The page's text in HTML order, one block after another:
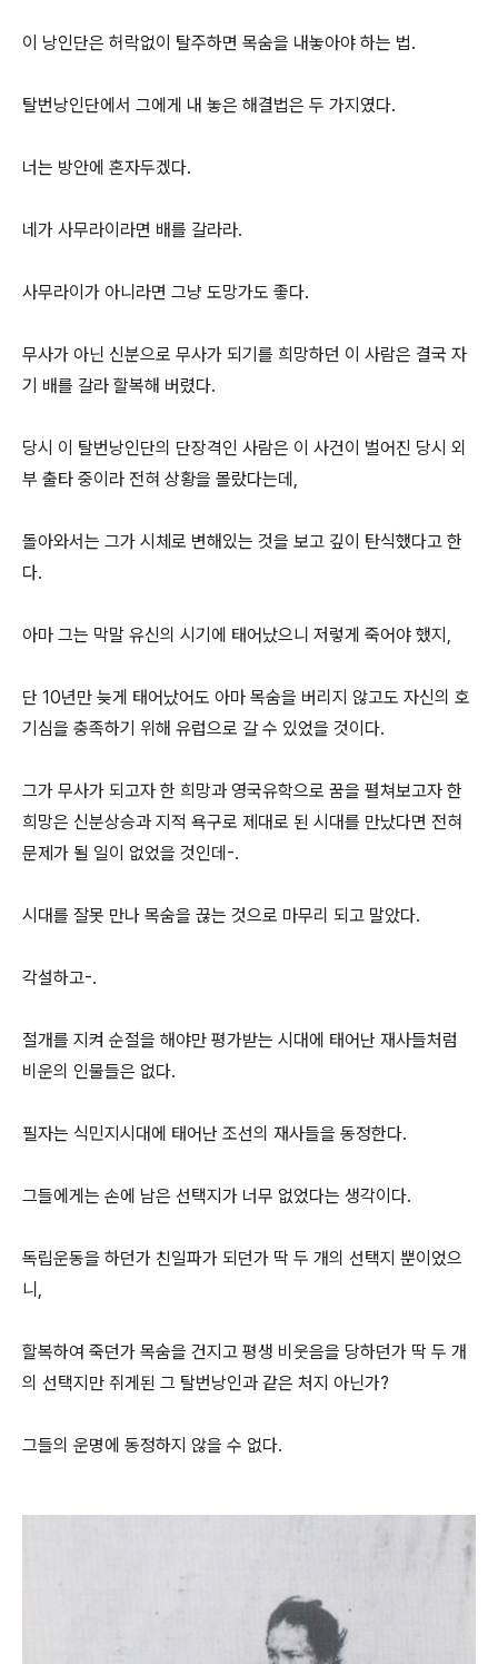
이 낭인단은 허락없이 탈주하면 목숨을 내놓아야 하는 법.
탈번낭인단에서 그에게 내 놓은 해결법은 두 가지였다.
너는 방안에 혼자두겠다.
네가 사무라이라면 배를 갈라라.
사무라이가 아니라면 그냥 도망가도 좋다.
무사가 아닌 신분으로 무사가 되기를 희망하던 이 사람은 결국 자
기 배를 갈라 할복해 버렸다.
당시 이 탈번낭인단의 단장격인 사람은 이 사건이 벌어진 당시 외
부 출타 중이라 전혀 상황을 몰랐다는데,
돌아와서는 그가 시체로 변해있는 것을 보고 깊이 탄식했다고 한
다.
아마 그는 막말 유신의 시기에 태어났으니 저렇게 죽어야 했지,
단 10년만 늦게 태어났어도 아마 목숨을 버리지 않고도 자신의 호
기심을 충족하기 위해 유럽으로 갈 수 있었을 것이다.
그가 무사가 되고자 한 희망과 영국유학으로 꿈을 펼쳐보고자 한
희망은 신분상승과 지적 욕구로 제대로 된 시대를 만났다면 전혀
문제가 될 일이 없었을 것인데-.
시대를 잘못 만나 목숨을 끊는 것으로 마무리 되고 말았다.
각설하고-.
절개를 지켜 순절을 해야만 평가받는 시대에 태어난 재사들처럼
비운의 인물들은 없다.
필자는 식민지시대에 태어난 조선의 재사들을 동정한다.
그들에게는 손에 남은 선택지가 너무 없었다는 생각이다.
독립운동을 하던가 친일파가 되던가 딱 두 개의 선택지 뿐이었으
니,
할복하여 죽던가 목숨을 건지고 평생 비웃음을 당하던가 딱 두 개
의 선택지만 쥐게된 그 탈번낭인과 같은 처지 아닌가?
그들의 운명에 동정하지 않을 수 없다.